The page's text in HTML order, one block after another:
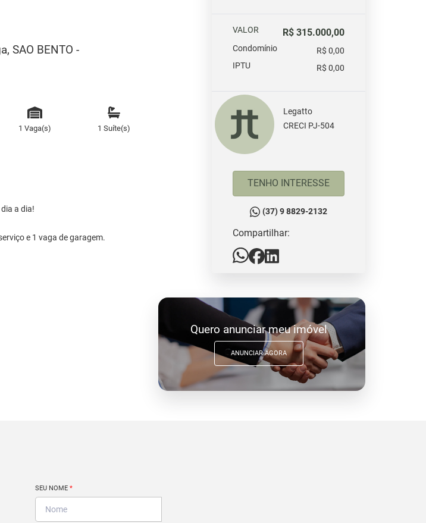
SAO BENTO -
1 Vaga(s) 1 Suíte(s)
a dia!
e 1 vaga de garagem.
VALOR R$ 315.000,00
Condomínio
R$ 0,00
IPTU
R$ 0,00
Legatto
CRECI PJ-504
TENHO INTERESSE
(37) 9 8829-2132
Compartilhar:
Quero anunciar meu imóvel
ANUNCIAR AGORA
SEU NOME *